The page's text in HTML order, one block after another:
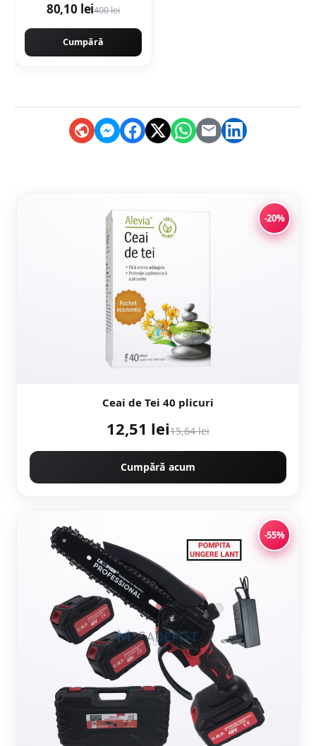
80,10 lei400 lei
Cumpără
-20%
Ceai de Tei 40 plicuri
12,51 lei15,64 lei
Cumpără acum
-55%